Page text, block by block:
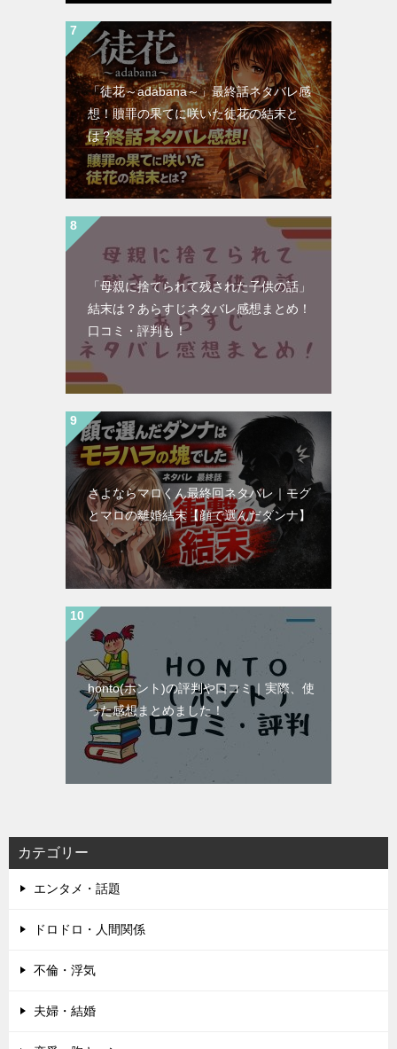
「徒花～adabana～」最終話ネタバレ感
想！贖罪の果てに咲いた徒花の結末と
は？
「母親に捨てられて残された子供の話」
結末は？あらすじネタバレ感想まとめ！
口コミ・評判も！
さよならマロくん最終回ネタバレ｜モグ
とマロの離婚結末【顔で選んだダンナ】
honto(ホント)の評判や口コミ｜実際、使
った感想まとめました！
カテゴリー
エンタメ・話題
ドロドロ・人間関係
不倫・浮気
夫婦・結婚